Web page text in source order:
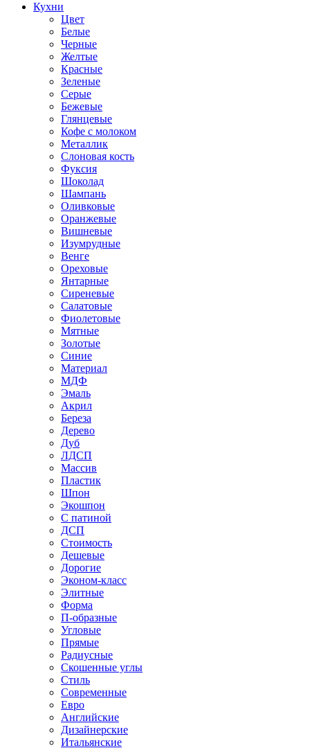
Кухни
Цвет
Белые
Черные
Желтые
Красные
Зеленые
Серые
Бежевые
Глянцевые
Кофе с молоком
Металлик
Слоновая кость
Фуксия
Шоколад
Шампань
Оливковые
Оранжевые
Вишневые
Изумрудные
Венге
Ореховые
Янтарные
Сиреневые
Салатовые
Фиолетовые
Мятные
Золотые
Синие
Материал
МДФ
Эмаль
Акрил
Береза
Дерево
Дуб
ЛДСП
Массив
Пластик
Шпон
Экошпон
С патиной
ДСП
Стоимость
Дешевые
Дорогие
Эконом-класс
Элитные
Форма
П-образные
Угловые
Прямые
Радиусные
Скошенные углы
Стиль
Современные
Евро
Английские
Дизайнерские
Итальянские